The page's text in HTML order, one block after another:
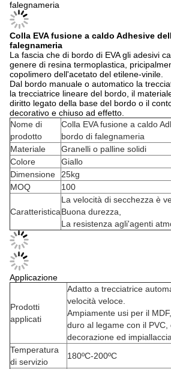
falegnameria
Colla EVA fusione a caldo Adhesive
falegnameria
La fascia che di bordo di EVA gli adesivi
genere di resina termoplastica,
copolimero dell'acetato del etilene-vinile.
Dal bordo manuale o automatico la
la trecciatrice lineare del bordo, il
diritto legato della base del bordo o il
decorativo e chiuso ad effetto.
Nome di
prodotto
Colla EVA fusione a caldo
bordo di falegnameria
Materiale
Granelli o palline solidi
Colore
Giallo
Dimensione
25kg
MOQ
100
Caratteristica
La velocità di secchezza è
Buona durezza,
La resistenza agli'agenti
Applicazione
Prodotti
applicati
Adatto a trecciatrice
velocità veloce.
Ampiamente usi per il
duro al legame con il PVC,
decorazione ed
Temperatura
di servizio
180ºC-200ºC